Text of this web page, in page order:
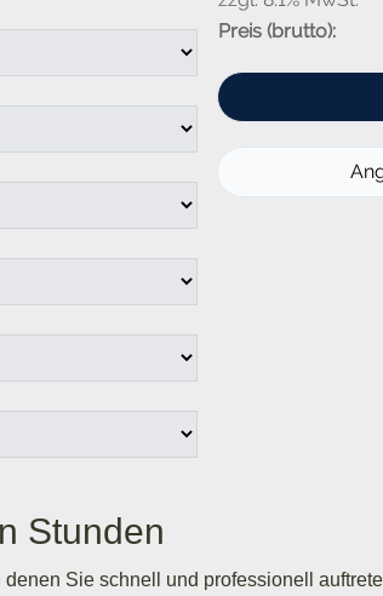
Stunden
Sie schnell und professionell